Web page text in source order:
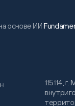
основе ИИ
115114,